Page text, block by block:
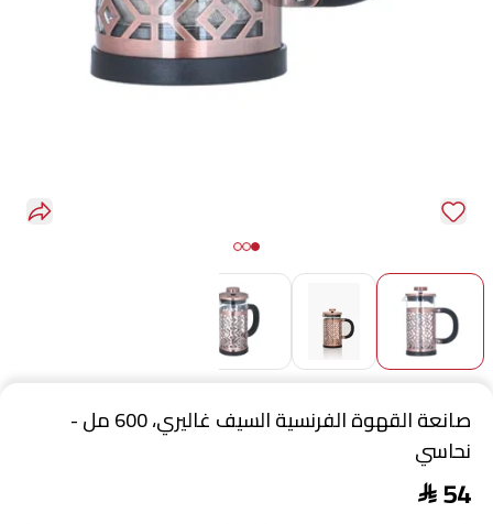
صانعة القهوة الفرنسية السيف غاليري، 600 مل -
نحاسي
54
$